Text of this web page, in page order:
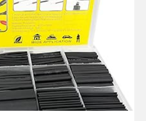
2,4
MM
0,8
MM,
3:1
SCHRUMPFRATE,